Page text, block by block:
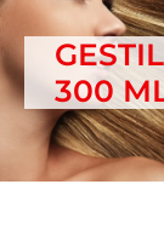
300